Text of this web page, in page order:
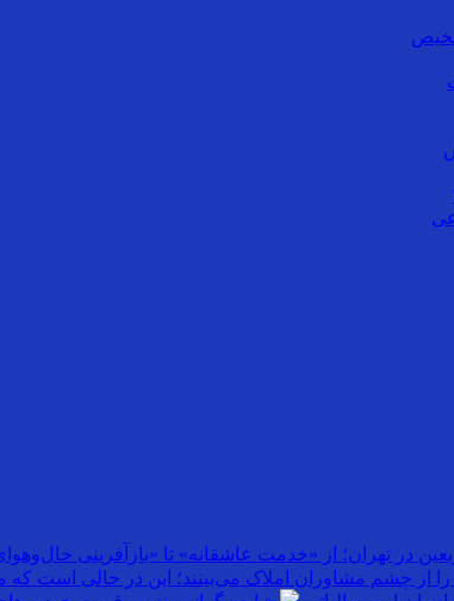
در تهران؛ از «خدمت عاشقانه» تا «بازآفرینی
از چشم مشاوران املاک می‌بینند؛ این در حالی است که